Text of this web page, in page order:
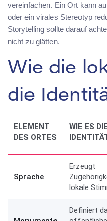
vereinfachen. Ein Ort kann
oder ein virales Stereotyp
Storytelling sollte darauf
nicht zu glätten.
Wie die
die
ELEMENT
DES ORTES
WIE ES DIE
Sprache
Erzeugt
lokale
Definiert